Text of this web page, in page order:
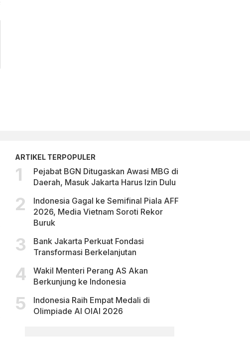
ARTIKEL TERPOPULER
Pejabat BGN Ditugaskan Awasi MBG di
Daerah, Masuk Jakarta Harus Izin Dulu
Indonesia Gagal ke Semifinal Piala AFF
2026, Media Vietnam Soroti Rekor
Buruk
Bank Jakarta Perkuat Fondasi
Transformasi Berkelanjutan
Wakil Menteri Perang AS Akan
Berkunjung ke Indonesia
Indonesia Raih Empat Medali di
Olimpiade AI OIAI 2026